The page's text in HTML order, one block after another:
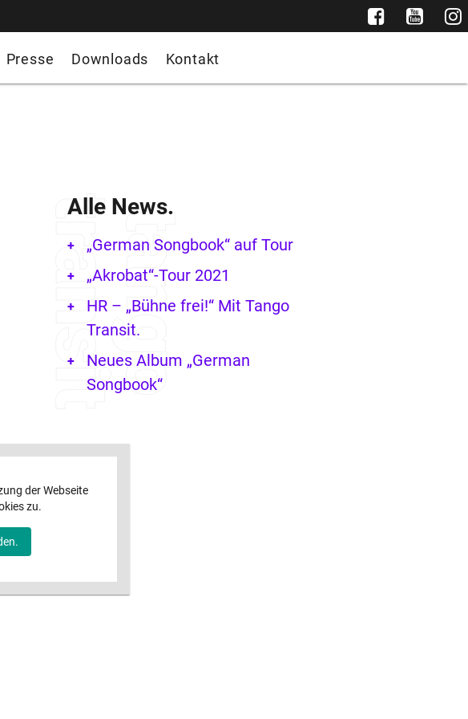
Presse Downloads Kontakt
der Webseite
zu.
Alle News.
„German Songbook“ auf Tour
„Akrobat“-Tour 2021
HR – „Bühne frei!“ Mit Tango
Transit.
Neues Album „German
Songbook“